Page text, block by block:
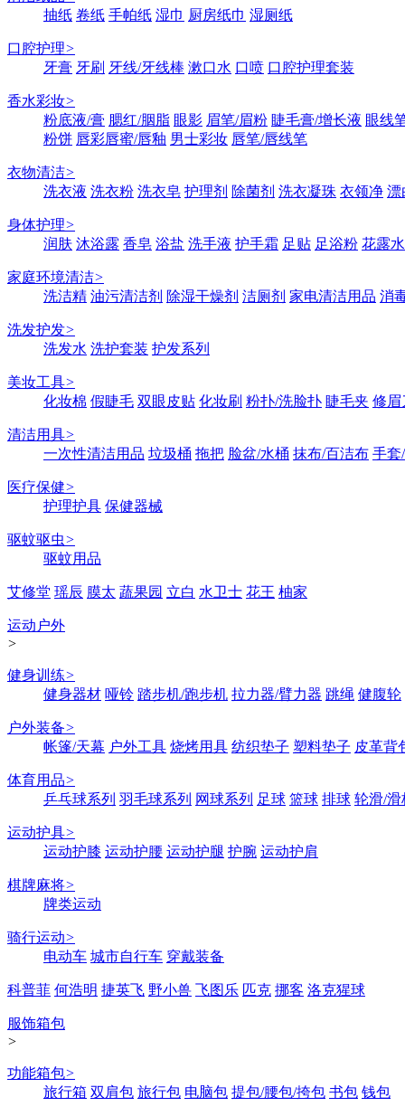
抽纸 卷纸 手帕纸 湿巾 厨房纸巾 湿厕纸
口腔护理>
牙膏 牙刷 牙线/牙线棒 漱口水 口喷 口腔护理套装
香水彩妆>
粉底液/膏 腮红/胭脂 眼影 眉笔/眉粉 睫毛膏/增长液 眼线
粉饼 唇彩唇蜜/唇釉 男士彩妆 唇笔/唇线笔
衣物清洁>
洗衣液 洗衣粉 洗衣皂 护理剂 除菌剂 洗衣凝珠 衣领净 漂
身体护理>
润肤 沐浴露 香皂 浴盐 洗手液 护手霜 足贴 足浴粉 花露水
家庭环境清洁>
洗洁精 油污清洁剂 除湿干燥剂 洁厕剂 家电清洁用品 消
洗发护发>
洗发水 洗护套装 护发系列
美妆工具>
化妆棉 假睫毛 双眼皮贴 化妆刷 粉扑/洗脸扑 睫毛夹 修眉
清洁用具>
一次性清洁用品 垃圾桶 拖把 脸盆/水桶 抹布/百洁布 手套
医疗保健>
护理护具 保健器械
驱蚊驱虫>
驱蚊用品
艾修堂 瑶辰 膜太 蔬果园 立白 水卫士 花王 柚家
运动户外
>
健身训练>
健身器材 哑铃 踏步机/跑步机 拉力器/臂力器 跳绳 健腹轮
户外装备>
帐篷/天幕 户外工具 烧烤用具 纺织垫子 塑料垫子 皮革背
体育用品>
乒乓球系列 羽毛球系列 网球系列 足球 篮球 排球 轮滑/滑
运动护具>
运动护膝 运动护腰 运动护腿 护腕 运动护肩
棋牌麻将>
牌类运动
骑行运动>
电动车 城市自行车 穿戴装备
科普菲 何浩明 捷英飞 野小兽 飞图乐 匹克 挪客 洛克猩球
服饰箱包
>
功能箱包>
旅行箱 双肩包 旅行包 电脑包 提包/腰包/挎包 书包 钱包